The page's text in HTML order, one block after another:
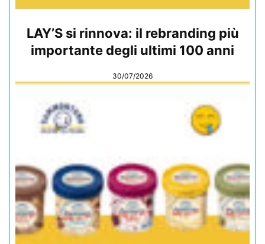
LAY’S si rinnova: il rebranding più
importante degli ultimi 100 anni
30/07/2026